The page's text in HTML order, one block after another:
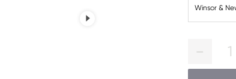
Winsor &
1